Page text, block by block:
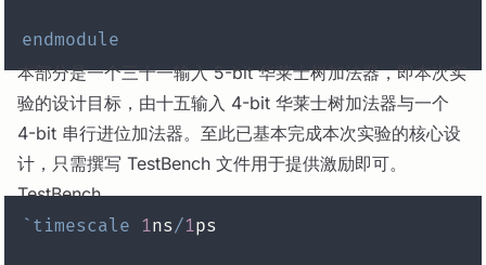
endmodule
本部分是一个三十一输入 5-bit 华莱士树加法器，即本次实
验的设计目标，由十五输入 4-bit 华莱士树加法器与一个
4-bit 串行进位加法器。至此已基本完成本次实验的核心设
计，只需撰写 TestBench 文件用于提供激励即可。
TestBench
`timescale 1ns/1